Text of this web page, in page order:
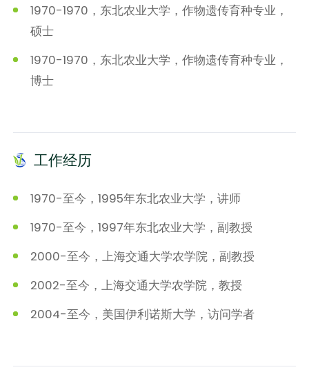
1970-1970，东北农业大学，作物遗传育种专业，
硕士
1970-1970，东北农业大学，作物遗传育种专业，
博士
工作经历
1970-至今，1995年东北农业大学，讲师
1970-至今，1997年东北农业大学，副教授
2000-至今，上海交通大学农学院，副教授
2002-至今，上海交通大学农学院，教授
2004-至今，美国伊利诺斯大学，访问学者